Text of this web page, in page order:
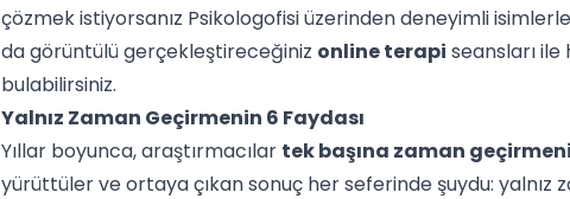
çözmek istiyorsanız Psikologofisi üzerinden deneyimli
da görüntülü gerçekleştireceğiniz online terapi seansları ile
bulabilirsiniz.
Yalnız Zaman Geçirmenin 6 Faydası
Yıllar boyunca, araştırmacılar tek başına zaman
yürüttüler ve ortaya çıkan sonuç her seferinde şuydu: yalnız